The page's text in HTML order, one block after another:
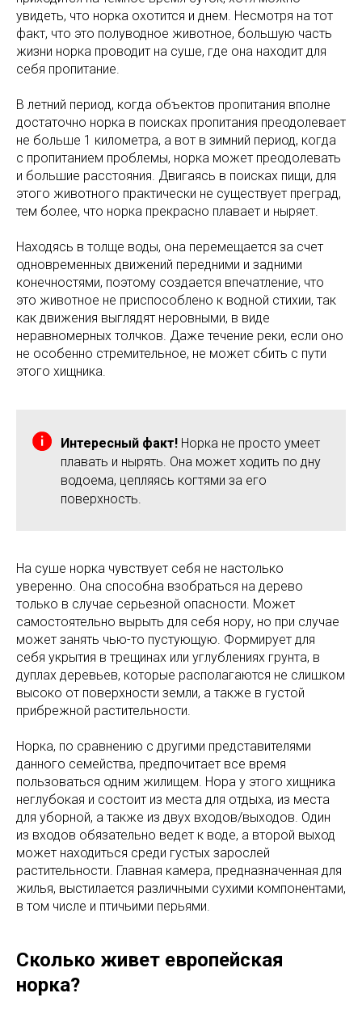
увидеть, что норка охотится и днем. Несмотря на тот
факт, что это полуводное животное, большую часть
жизни норка проводит на суше, где она находит для
себя пропитание.
В летний период, когда объектов пропитания вполне
достаточно норка в поисках пропитания преодолевает
не больше 1 километра, а вот в зимний период, когда
с пропитанием проблемы, норка может преодолевать
и большие расстояния. Двигаясь в поисках пищи, для
этого животного практически не существует преград,
тем более, что норка прекрасно плавает и ныряет.
Находясь в толще воды, она перемещается за счет
одновременных движений передними и задними
конечностями, поэтому создается впечатление, что
это животное не приспособлено к водной стихии, так
как движения выглядят неровными, в виде
неравномерных толчков. Даже течение реки, если оно
не особенно стремительное, не может сбить с пути
этого хищника.
Интересный факт! Норка не просто умеет
плавать и нырять. Она может ходить по дну
водоема, цепляясь когтями за его
поверхность.
На суше норка чувствует себя не настолько
уверенно. Она способна взобраться на дерево
только в случае серьезной опасности. Может
самостоятельно вырыть для себя нору, но при случае
может занять чью-то пустующую. Формирует для
себя укрытия в трещинах или углублениях грунта, в
дуплах деревьев, которые располагаются не слишком
высоко от поверхности земли, а также в густой
прибрежной растительности.
Норка, по сравнению с другими представителями
данного семейства, предпочитает все время
пользоваться одним жилищем. Нора у этого хищника
неглубокая и состоит из места для отдыха, из места
для уборной, а также из двух входов/выходов. Один
из входов обязательно ведет к воде, а второй выход
может находиться среди густых зарослей
растительности. Главная камера, предназначенная для
жилья, выстилается различными сухими компонентами,
в том числе и птичьими перьями.
Сколько живет европейская
норка?